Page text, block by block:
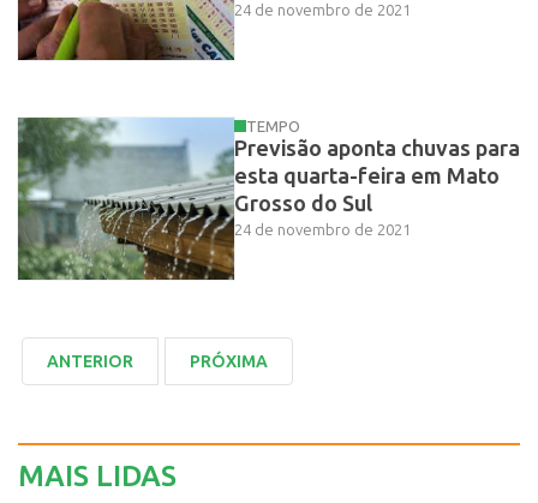
24 de novembro de 2021
TEMPO
Previsão aponta chuvas para
esta quarta-feira em Mato
Grosso do Sul
24 de novembro de 2021
MAIS LIDAS